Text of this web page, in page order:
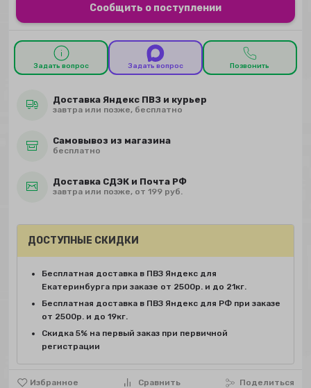
Сообщить о поступлении
Задать вопрос Задать вопрос Позвонить
Доставка Яндекс ПВЗ и курьер
завтра или позже, бесплатно
Самовывоз из магазина
бесплатно
Доставка СДЭК и Почта РФ
завтра или позже, от 199 руб.
Избранное Сравнить Поделиться
ДОСТУПНЫЕ СКИДКИ
Бесплатная доставка в ПВЗ Яндекс для
Екатеринбурга при заказе от 2500р. и до 21кг.
Бесплатная доставка в ПВЗ Яндекс для РФ при заказе
от 2500р. и до 19кг.
Скидка 5% на первый заказ при первичной
регистрации